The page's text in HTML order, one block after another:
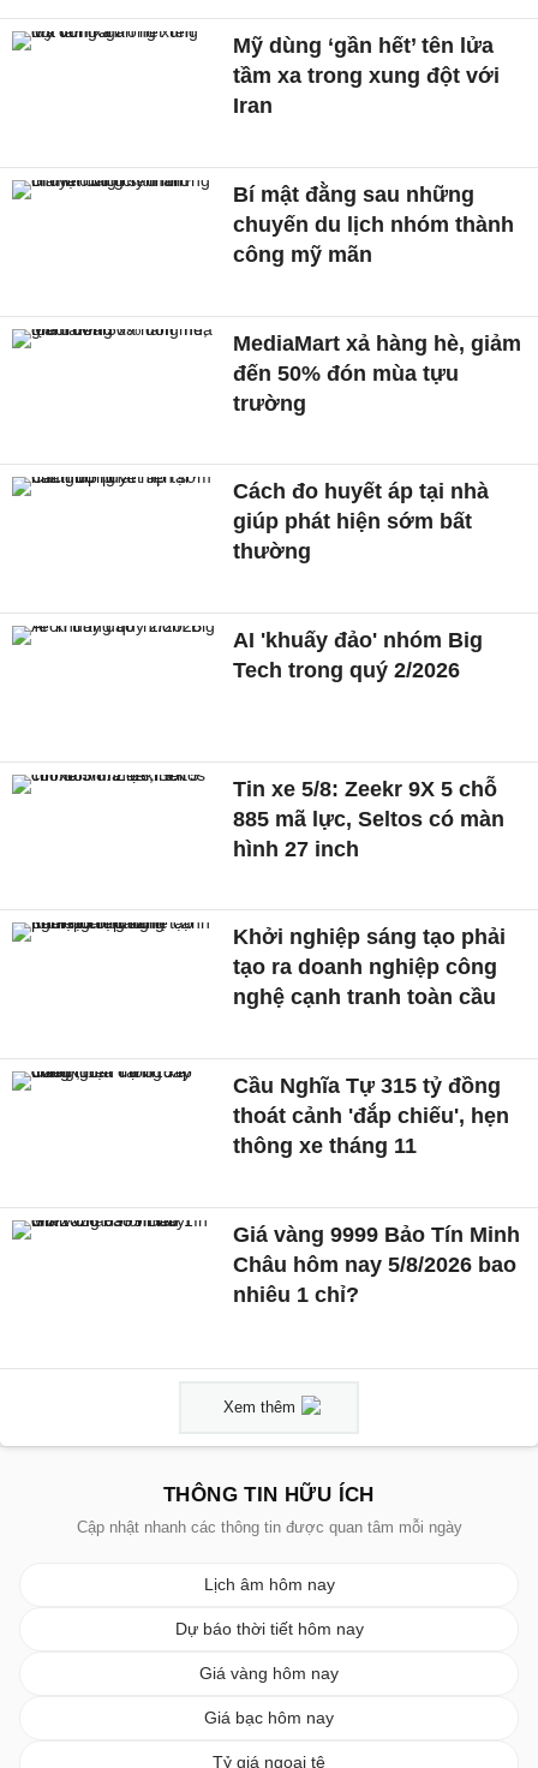
Mỹ dùng ‘gần hết’ tên lửa
tầm xa trong xung đột với
Iran
Bí mật đằng sau những
chuyến du lịch nhóm thành
công mỹ mãn
MediaMart xả hàng hè, giảm
đến 50% đón mùa tựu
trường
Cách đo huyết áp tại nhà
giúp phát hiện sớm bất
thường
AI 'khuấy đảo' nhóm Big
Tech trong quý 2/2026
Tin xe 5/8: Zeekr 9X 5 chỗ
885 mã lực, Seltos có màn
hình 27 inch
Khởi nghiệp sáng tạo phải
tạo ra doanh nghiệp công
nghệ cạnh tranh toàn cầu
Cầu Nghĩa Tự 315 tỷ đồng
thoát cảnh 'đắp chiếu', hẹn
thông xe tháng 11
Giá vàng 9999 Bảo Tín Minh
Châu hôm nay 5/8/2026 bao
nhiêu 1 chỉ?
Xem thêm
THÔNG TIN HỮU ÍCH
Cập nhật nhanh các thông tin được quan tâm mỗi ngày
Lịch âm hôm nay
Dự báo thời tiết hôm nay
Giá vàng hôm nay
Giá bạc hôm nay
Tỷ giá ngoại tệ